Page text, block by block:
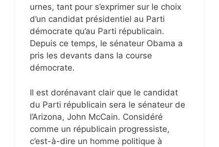
urnes, tant pour s’exprimer sur le choix
d’un candidat présidentiel au Parti
démocrate qu’au Parti républicain.
Depuis ce temps, le sénateur Obama a
pris les devants dans la course
démocrate.
Il est dorénavant clair que le candidat
du Parti républicain sera le sénateur de
l’Arizona, John McCain. Considéré
comme un républicain progressiste,
c’est-à-dire un homme politique à